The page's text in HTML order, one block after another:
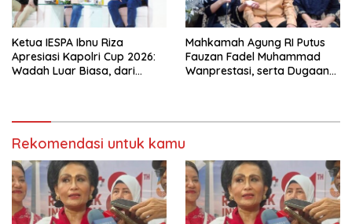
Ketua IESPA Ibnu Riza
Apresiasi Kapolri Cup 2026:
Wadah Luar Biasa, dari
Mahkamah Agung RI Putus
Fauzan Fadel Muhammad
Wanprestasi, serta Dugaan
Rekomendasi untuk kamu